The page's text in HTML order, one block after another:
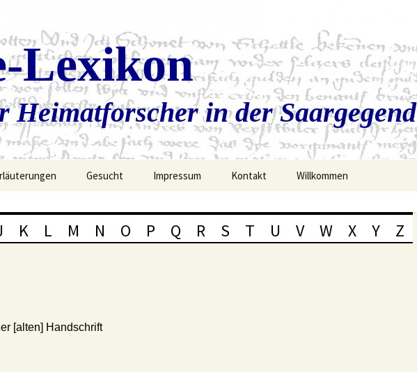
Lexikon
Heimatforscher in der Saargegend
Gesucht Impressum Kontakt Willkommen
K L M N O P Q R S T U V W X Y Z
[alten] Handschrift